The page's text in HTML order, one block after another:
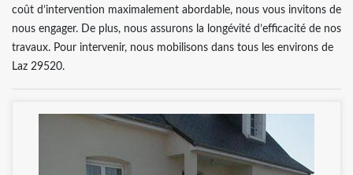
coût d’intervention maximalement abordable, nous vous invitons de
nous engager. De plus, nous assurons la longévité d’efficacité de nos
travaux. Pour intervenir, nous mobilisons dans tous les environs de
Laz 29520.